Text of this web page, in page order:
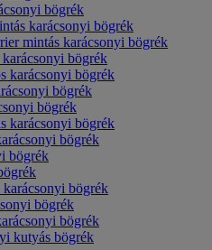
bögrék
karácsonyi bögrék
mintás karácsonyi bögrék
bögrék
karácsonyi bögrék
bögrék
bögrék
karácsonyi bögrék
bögrék
bögrék
bögrék
bögrék
bögrék
kutyás bögrék